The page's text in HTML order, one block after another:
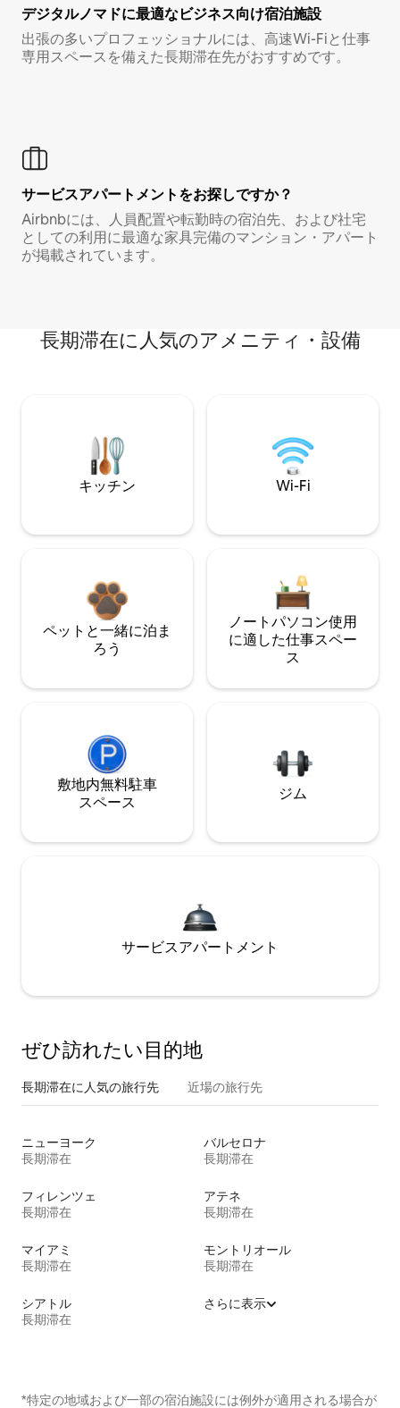
デジタルノマド⁠に最⁠適⁠なビ⁠ジ⁠ネ⁠ス⁠向⁠け宿⁠泊⁠施⁠設
出張の多いプロフェッショナルには、高速Wi-Fiと仕事
専用スペースを備えた長期滞在先がおすすめです。
サービスアパートメントをお探しですか？
Airbnbには、人員配置や転勤時の宿泊先、および社宅
としての利用に最適な家具完備のマンション・アパート
が掲載されています。
長期滞在に人気のアメニティ・設備
キッチン Wi-Fi
ペットと一緒に泊ま
ろう
ノートパソコン使用
に適した仕事スペー
ス
敷地内無料駐⁠車
ス⁠ペ⁠ー⁠ス
ジム
サービスアパートメント
ぜひ訪⁠れ⁠た⁠い目⁠的⁠地
長期滞在に人気の旅行先 近場の旅行先
ニューヨーク
長期滞在
バルセロナ
長期滞在
フィレンツェ
長期滞在
アテネ
長期滞在
マイアミ
長期滞在
モントリオール
長期滞在
シアトル
長期滞在
さらに表示
*特定の地域および一部の宿泊施設には例外が適用される場合が